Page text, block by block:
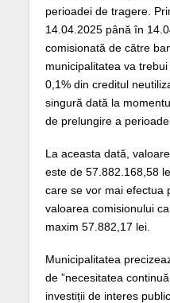
perioadei de tragere.
14.04.2025 până în
comisionată de către
municipalitatea va
0,1% din creditul
singură dată la
de prelungire a
La aceasta dată,
este de 57.882.168,58
care se vor mai efectua
valoarea comisionului
maxim 57.882,17 lei.
Municipalitatea
de ”necesitatea
investiții de interes